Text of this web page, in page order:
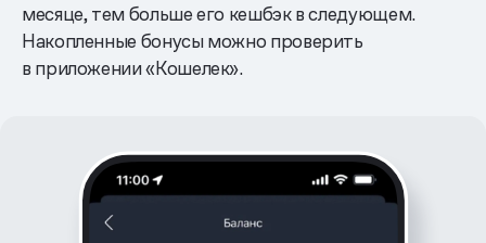
месяце, тем больше его кешбэк в следующем.
Накопленные бонусы можно проверить
в приложении «Кошелек».